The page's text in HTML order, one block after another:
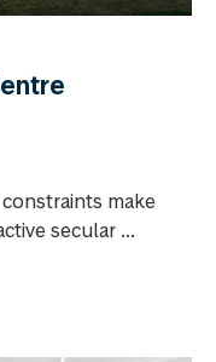
make
secular ...